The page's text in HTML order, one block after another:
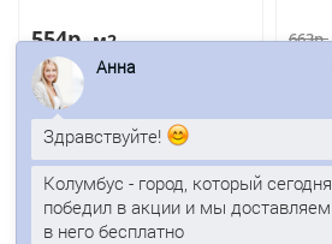
554р. м2
Быстрый заказ
663р.
Анна
Здравствуйте!
Колумбус - город, который сегодня
победил в акции и мы доставляем
в него бесплатно